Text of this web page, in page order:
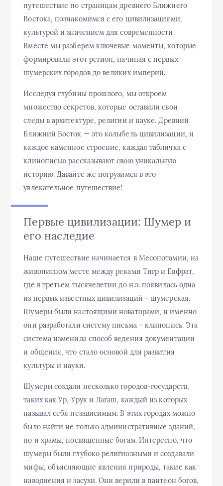
путешествие по страницам древнего Ближнего
Востока, познакомимся с его цивилизациями,
культурой и значением для современности.
Вместе мы разберем ключевые моменты, которые
формировали этот регион, начиная с первых
шумерских городов до великих империй.
Исследуя глубины прошлого, мы откроем
множество секретов, которые оставили свои
следы в архитектуре, религии и науке. Древний
Ближний Восток — это колыбель цивилизации, и
каждое каменное строение, каждая табличка с
клинописью рассказывают свою уникальную
историю. Давайте же погрузимся в это
увлекательное путешествие!
Первые цивилизации: Шумер и
его наследие
Наше путешествие начинается в Месопотамии, на
живописном месте между реками Тигр и Евфрат,
где в третьем тысячелетии до н.э. появилась одна
из первых известных цивилизаций – шумерская.
Шумеры были настоящими новаторами, и именно
они разработали систему письма – клинопись. Эта
система изменила способ ведения документации
и общения, что стало основой для развития
культуры и науки.
Шумеры создали несколько городов-государств,
таких как Ур, Урук и Лагаш, каждый из которых
называл себя независимым. В этих городах можно
было найти не только административные зданий,
но и храмы, посвященные богам. Интересно, что
шумеры были глубоко религиозными и создавали
мифы, объясняющие явления природы, такие как
наводнения и засухи. Они верили в пантеон богов,